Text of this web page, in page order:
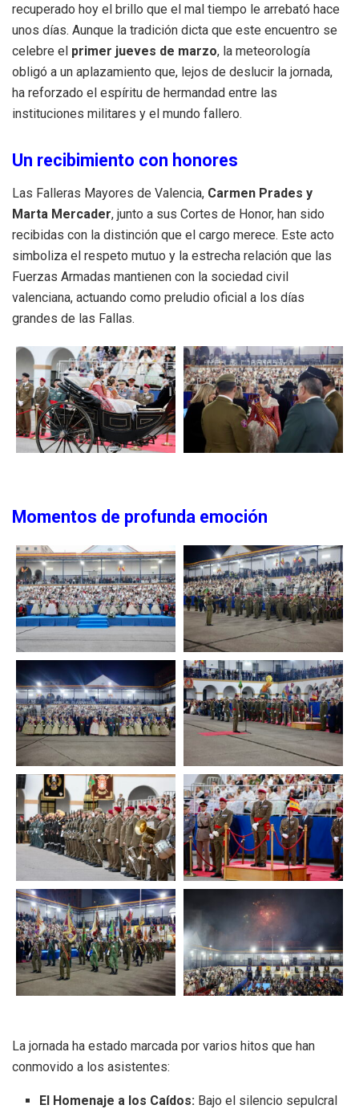
recuperado hoy el brillo que el mal tiempo le arrebató hace
unos días. Aunque la tradición dicta que este encuentro se
celebre el primer jueves de marzo, la meteorología
obligó a un aplazamiento que, lejos de deslucir la jornada,
ha reforzado el espíritu de hermandad entre las
instituciones militares y el mundo fallero.
Un recibimiento con honores
Las Falleras Mayores de Valencia, Carmen Prades y
Marta Mercader, junto a sus Cortes de Honor, han sido
recibidas con la distinción que el cargo merece. Este acto
simboliza el respeto mutuo y la estrecha relación que las
Fuerzas Armadas mantienen con la sociedad civil
valenciana, actuando como preludio oficial a los días
grandes de las Fallas.
Momentos de profunda emoción
La jornada ha estado marcada por varios hitos que han
conmovido a los asistentes:
El Homenaje a los Caídos: Bajo el silencio sepulcral